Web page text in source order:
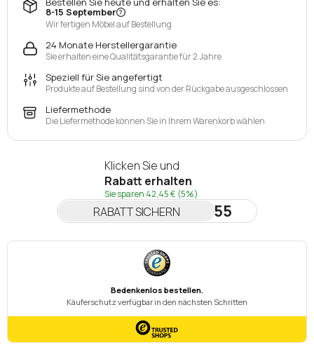
8-15 September
Wir fertigen Möbel auf Bestellung
24 Monate Herstellergarantie
Sie erhalten eine Qualitätsgarantie für 2 Jahre
Speziell für Sie angefertigt
Produkte auf Bestellung sind von der Rückgabe ausgeschlossen
Liefermethode
Die Liefermethode können Sie in Ihrem Warenkorb wählen
Klicken Sie und
Rabatt erhalten
Sie sparen 42,45 € (5%)
RABATT SICHERN
NEWSLETTER55